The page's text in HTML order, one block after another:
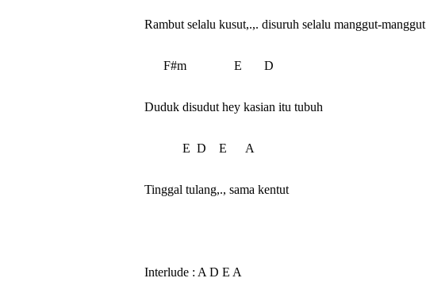
Rambut selalu kusut,.,. disuruh selalu manggut-manggut
F#m               E       D
Duduk disudut hey kasian itu tubuh
E  D    E      A
Tinggal tulang,., sama kentut
Interlude : A D E A